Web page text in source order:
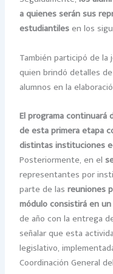
a quienes serán sus
estudiantilesen los
También participó de la
quien brindó detalles
alumnos en la
El programa
de esta primera etapa
distintas instituciones
Posteriormente, en el
representantes por
parte de lasreuniones
módulo consistirá en
de año con la entrega
señalar que esta
legislativo,
Coordinación General